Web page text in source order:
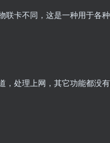
卡不同，这是一种用于各
处理上网，其它功能都没有